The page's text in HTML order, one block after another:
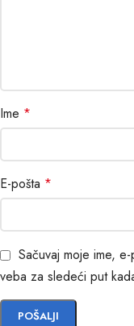
Ime *
E-pošta *
Sačuvaj moje ime,
veba za sledeći put